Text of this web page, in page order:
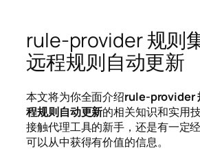
rule-provider 规则
远程规则自动更新
本文将为你全面介绍rule-provider
程规则自动更新的相关知识和实用
接触代理工具的新手，还是有一定
可以从中获得有价值的信息。